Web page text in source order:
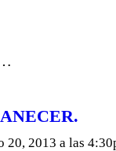
20, 2013 a las